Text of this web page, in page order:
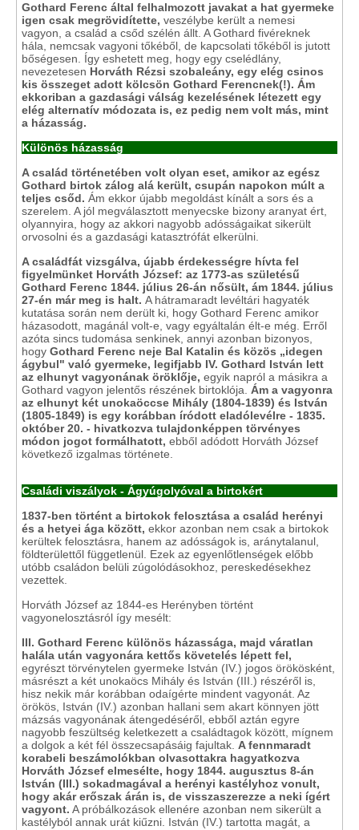
Gothard Ferenc által felhalmozott javakat a hat gyermeke
igen csak megrövidítette, veszélybe került a nemesi
vagyon, a család a csőd szélén állt. A Gothard fivéreknek
hála, nemcsak vagyoni tőkéből, de kapcsolati tőkéből is jutott
bőségesen. Így eshetett meg, hogy egy cselédlány,
nevezetesen Horváth Rézsi szobaleány, egy elég csinos
kis összeget adott kölcsön Gothard Ferencnek(!). Ám
ekkoriban a gazdasági válság kezelésének létezett egy
elég alternatív módozata is, ez pedig nem volt más, mint
a házasság.
Különös házasság
A család történetében volt olyan eset, amikor az egész
Gothard birtok zálog alá került, csupán napokon múlt a
teljes csőd. Ám ekkor újabb megoldást kínált a sors és a
szerelem. A jól megválasztott menyecske bizony aranyat ért,
olyannyira, hogy az akkori nagyobb adósságaikat sikerült
orvosolni és a gazdasági katasztrófát elkerülni.
A családfát vizsgálva, újabb érdekességre hívta fel
figyelmünket Horváth József: az 1773-as születésű
Gothard Ferenc 1844. július 26-án nősült, ám 1844. július
27-én már meg is halt. A hátramaradt levéltári hagyaték
kutatása során nem derült ki, hogy Gothard Ferenc amikor
házasodott, magánál volt-e, vagy egyáltalán élt-e még. Erről
azóta sincs tudomása senkinek, annyi azonban bizonyos,
hogy Gothard Ferenc neje Bal Katalin és közös „idegen
ágybul" való gyermeke, legifjabb IV. Gothard István lett
az elhunyt vagyonának öröklője, egyik napról a másikra a
Gothard vagyon jelentős részének birtoklója. Ám a vagyonra
az elhunyt két unokaöccse Mihály (1804-1839) és István
(1805-1849) is egy korábban íródott eladólevélre - 1835.
október 20. - hivatkozva tulajdonképpen törvényes
módon jogot formálhatott, ebből adódott Horváth József
következő izgalmas története.
Családi viszályok - Ágyúgolyóval a birtokért
1837-ben történt a birtokok felosztása a család herényi
és a hetyei ága között, ekkor azonban nem csak a birtokok
kerültek felosztásra, hanem az adósságok is, aránytalanul,
földterülettől függetlenül. Ezek az egyenlőtlenségek előbb
utóbb családon belüli zúgolódásokhoz, pereskedésekhez
vezettek.
Horváth József az 1844-es Herényben történt
vagyonelosztásról így mesélt:
III. Gothard Ferenc különös házassága, majd váratlan
halála után vagyonára kettős követelés lépett fel,
egyrészt törvénytelen gyermeke István (IV.) jogos örökösként,
másrészt a két unokaöcs Mihály és István (III.) részéről is,
hisz nekik már korábban odaígérte mindent vagyonát. Az
örökös, István (IV.) azonban hallani sem akart könnyen jött
mázsás vagyonának átengedéséről, ebből aztán egyre
nagyobb feszültség keletkezett a családtagok között, mígnem
a dolgok a két fél összecsapásáig fajultak. A fennmaradt
korabeli beszámolókban olvasottakra hagyatkozva
Horváth József elmesélte, hogy 1844. augusztus 8-án
István (III.) sokadmagával a herényi kastélyhoz vonult,
hogy akár erőszak árán is, de visszaszerezze a neki ígért
vagyont. A próbálkozások ellenére azonban nem sikerült a
kastélyból annak urát kiűzni. István (IV.) tartotta magát, a